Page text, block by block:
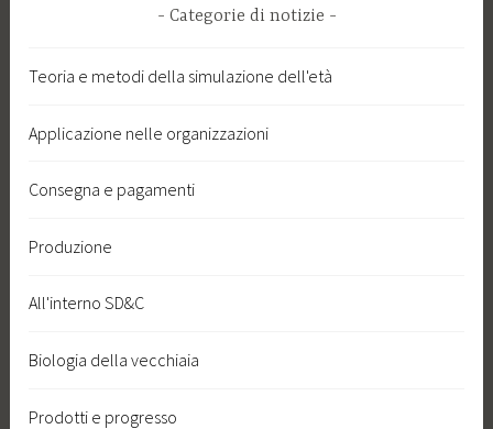
Categorie di notizie
Teoria e metodi della simulazione dell'età
Applicazione nelle organizzazioni
Consegna e pagamenti
Produzione
All'interno SD&C
Biologia della vecchiaia
Prodotti e progresso